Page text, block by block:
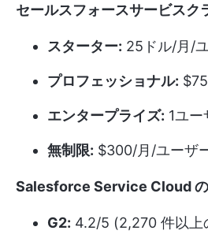
セールスフォースサービスク
スターター: 25ドル/月/
プロフェッショナル:
エンタープライズ: 1ユ
無制限: $300/月/ユーザ
Salesforce Service Cloud
G2: 4.2/5 (2,270 件以上